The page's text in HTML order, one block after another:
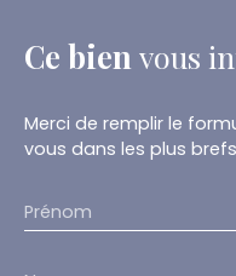
Ce bien vous
Merci de remplir le
vous dans les plus
Prénom